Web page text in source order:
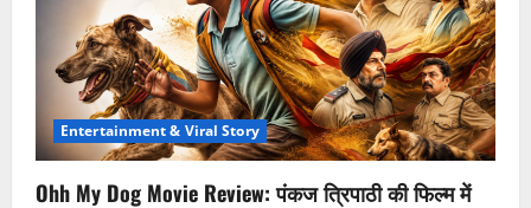
Entertainment & Viral Story
Ohh My Dog Movie Review: पंकज त्रिपाठी की फिल्म में